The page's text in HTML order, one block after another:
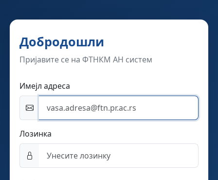
Добродошли
Пријавите се на ФТНКМ АН систем
Имејл адреса
Лозинка